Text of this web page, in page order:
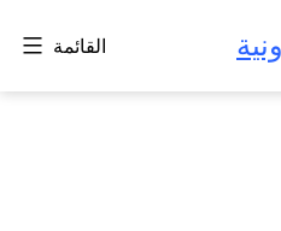
القائمة